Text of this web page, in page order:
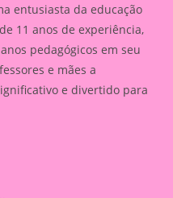
entusiasta da educação
11 anos de experiência,
pedagógicos em seu
e mães a
e divertido para